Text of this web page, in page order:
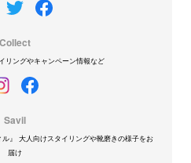
Collect
リングやキャンペーン情報など
Savil
』 大人向けスタイリングや靴磨きの様子をお
届け